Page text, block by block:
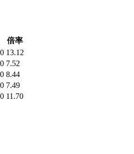
倍率
13.12
7.52
8.44
7.49
11.70